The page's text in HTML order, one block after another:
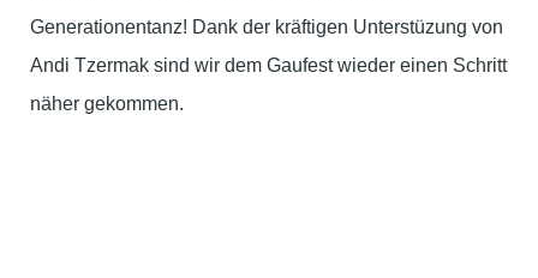
Generationentanz! Dank der kräftigen Unterstüzung von
Andi Tzermak sind wir dem Gaufest wieder einen Schritt
näher gekommen.